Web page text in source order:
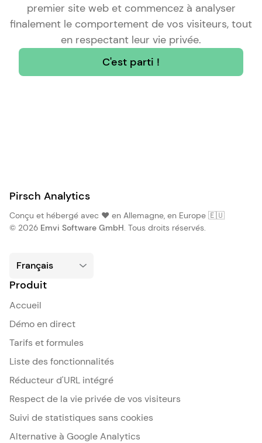
premier site web et commencez à analyser
finalement le comportement de vos visiteurs, tout
en respectant leur vie privée.
C'est parti !
Pirsch Analytics
Conçu et hébergé avec ❤️ en Allemagne, en Europe 🇪🇺
© 2026 Emvi Software GmbH. Tous droits réservés.
Produit
Accueil
Démo en direct
Tarifs et formules
Liste des fonctionnalités
Réducteur d'URL intégré
Respect de la vie privée de vos visiteurs
Suivi de statistiques sans cookies
Alternative à Google Analytics